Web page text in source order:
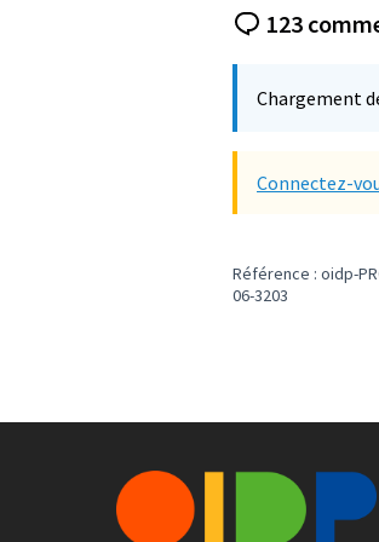
123
Chargement
Connectez-
Référence : oidp-
06-3203